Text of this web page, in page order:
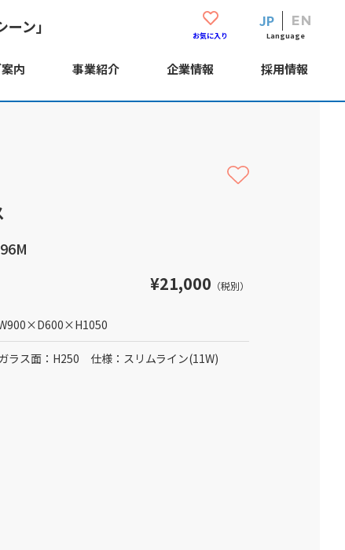
ン」 お気に入り
EN
JP
Language
内 事業紹介 企業情報 採用情報
¥21,000 （税別）
×D600×H1050
ラス面：H250 仕様：スリムライン(11W)